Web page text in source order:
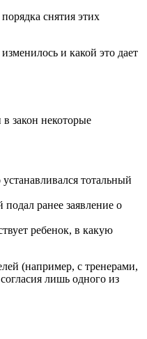
снятия этих
и какой это дает
закон некоторые
тотальный
ранее заявление о
ребенок, в какую
(например, с тренерами,
лишь одного из